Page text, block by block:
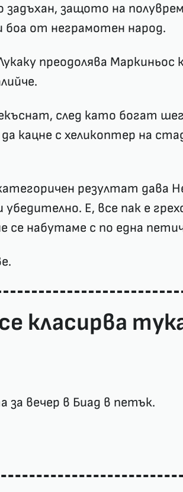
задъхан, защото на
боа от неграмотен народ.
преодолява
след като богат
кацне с хеликоптер на
резултат дава
убедително. Е, все пак е
се набутаме с по една
класирва
за вечер в Биад в петък.